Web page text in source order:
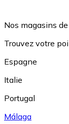
Nos magasins
Trouvez votre
Espagne
Italie
Portugal
Málaga